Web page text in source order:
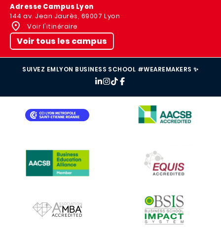
Adresse Campus Lyon
144 av. Jean Jaurès, 69007 Lyon
Voir l'itinéraire
Voir tous les campus
SUIVEZ EMLYON BUSINESS SCHOOL #WEAREMAKERS ✨
IMAGE
IMAGE
IMAGE